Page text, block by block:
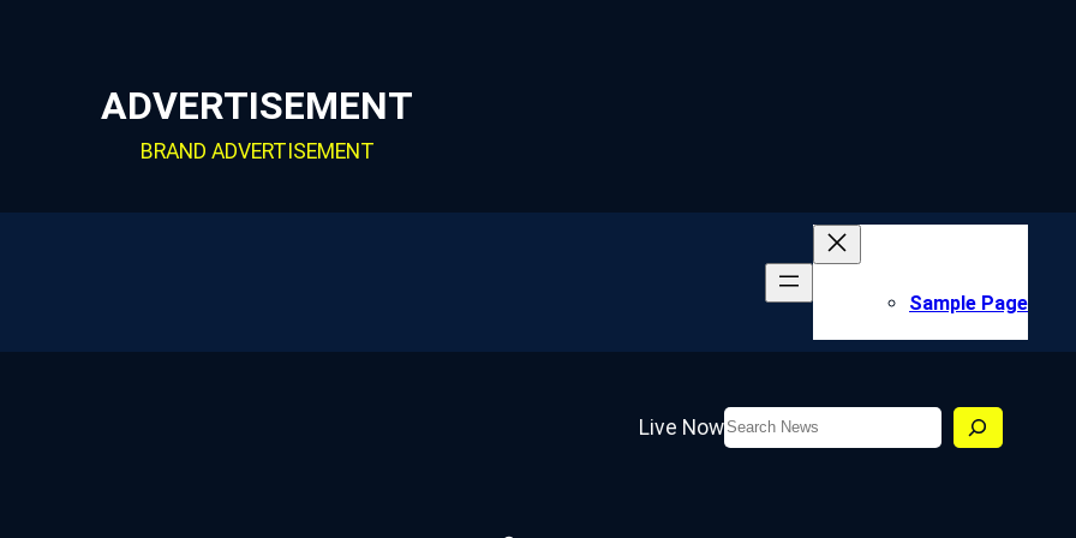
ADVERTISEMENT
BRAND ADVERTISEMENT
Sample Page
Live NowSearch